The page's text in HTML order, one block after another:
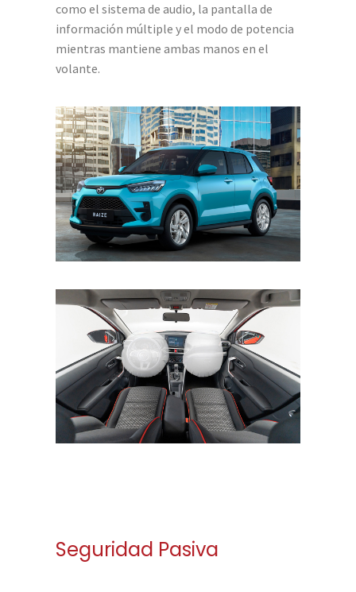
como el sistema de audio, la pantalla de
información múltiple y el modo de potencia
mientras mantiene ambas manos en el
volante.
Seguridad Pasiva